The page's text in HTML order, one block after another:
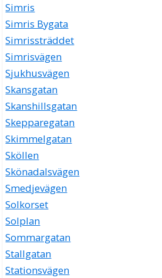
Simris
Simris Bygata
Simrissträddet
Simrisvägen
Sjukhusvägen
Skansgatan
Skanshillsgatan
Skepparegatan
Skimmelgatan
Sköllen
Skönadalsvägen
Smedjevägen
Solkorset
Solplan
Sommargatan
Stallgatan
Stationsvägen